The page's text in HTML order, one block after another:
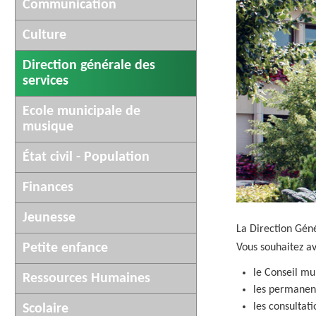
UN
AFFICHAGE LÉGAL
Communication
Culture
Direction générale des
services
Ecole municipale de
musique
État civil - Population
Finances
Jeunesse
Petite enfance
Ressources Humaines
Scolaire
La Direction
Vous souhaitez
le Conseil
les
les